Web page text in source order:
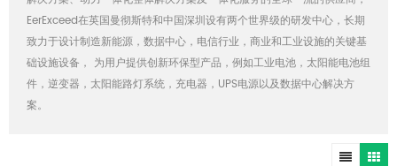
EerExceed在英国曼彻斯特和中国深圳设有两个世界级的研发中心，长期
致力于设计制造新能源，数据中心，电信行业，商业和工业设施的关键基
础设施设备， 为用户提供创新环保型产品，例如工业电池，太阳能电池组
件，逆变器，太阳能路灯系统，充电器，UPS电源以及数据中心解决方
案。